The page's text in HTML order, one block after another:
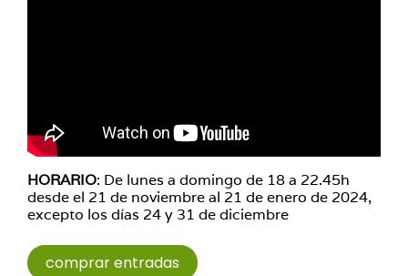
HORARIO: De lunes a domingo de 18 a 22.45h
desde el 21 de noviembre al 21 de enero de 2024,
excepto los días 24 y 31 de diciembre
comprar entradas